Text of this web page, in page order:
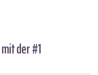
mit der #1